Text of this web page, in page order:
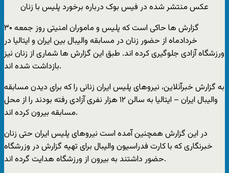
عکس منتشر شده در فیس بوک درباره برخورد پلیس با زنان
گزارش ها حاکی است که پليس و ماموران امنيتی روز جمعه ۳۰
خردادماه از حضور زنان در مسابقه واليبال بين ايران و ايتاليا در
ورزشگاه آزادی جلوگيری کرده اند. طبق اين گزارش ها شماری از زنان نیز
بازداشت شده اند.
به گزارش خبرآنلاين، نيروهای پليس ايران زنانی را که برای ديدن مسابقه
واليبال ايران – ايتاليا به سالن ۱۲ هزار نفری آزادی رفته بودند را از محل
مسابقه بيرون کرده اند.
در اين گزارش همچنين آمده است نيروهای پليس ايران حتی زنان
خبرنگاری که با کارت فدراسيون واليبال برای تهيه گزارش در وزرشگاه
حضور داشتند به بيرون از ورزشگاه هدايت گرده اند.